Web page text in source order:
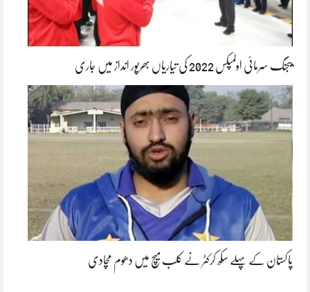
بیجنگ سرمائی اولمپکس 2022 کی تیاریاں بھرپور انداز میں جاری
پاکستان کے پہلے سکھ کرکٹر نے کلب میچ میں دھوم مچادی